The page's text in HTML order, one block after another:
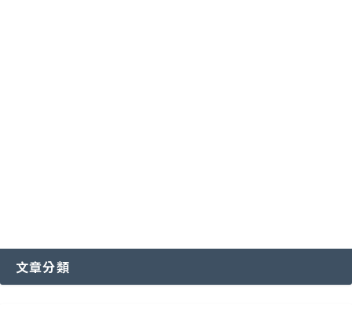
文章分類